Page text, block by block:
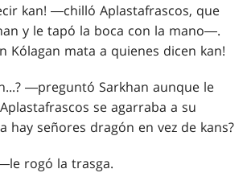
kan! ―chilló Aplastafrascos, que
y le tapó la boca con la mano―.
Kólagan mata a quienes dicen kan!
―preguntó Sarkhan aunque le
se agarraba a su
hay señores dragón en vez de kans?
rogó la trasga.